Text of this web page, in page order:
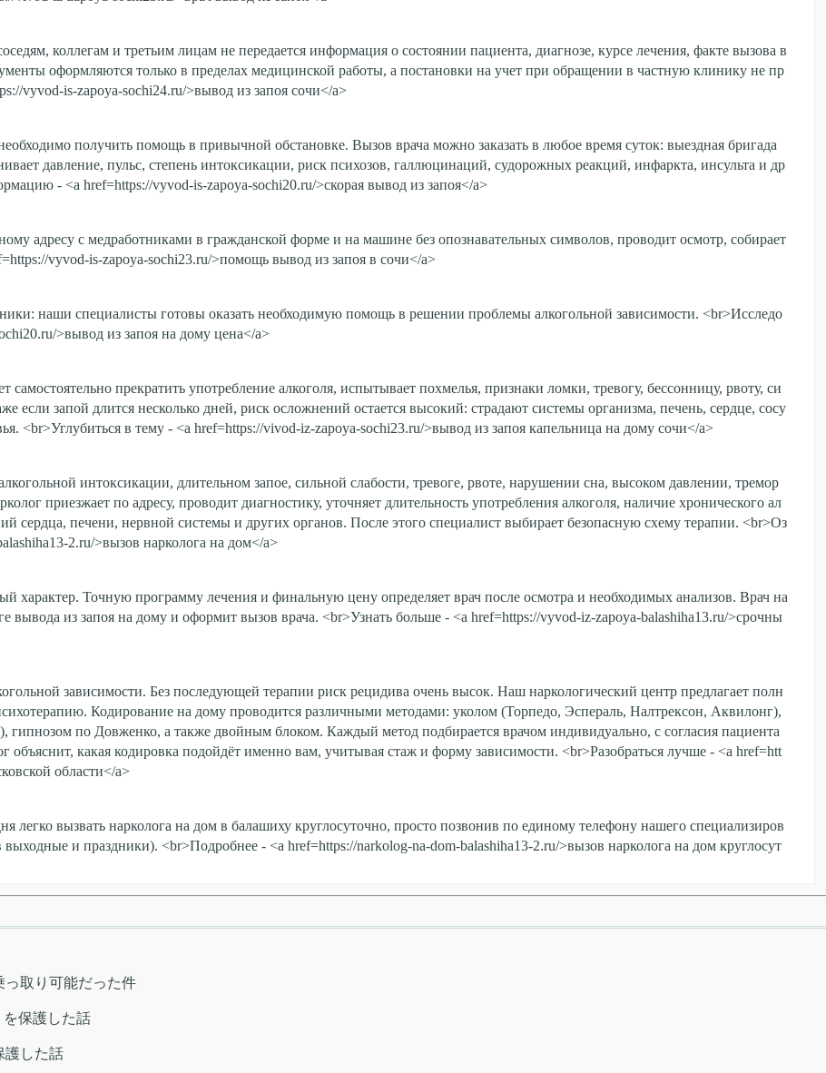
коллегам и третьим лицам не передается информация о состоянии пациента, диагнозе, курсе лечения, факте вызова в
оформляются только в пределах медицинской работы, а постановки на учет при обращении в частную клинику не пр
vyvod-is-zapoya-sochi24.ru/>вывод из запоя сочи</a>
получить помощь в привычной обстановке. Вызов врача можно заказать в любое время суток: выездная бригада
давление, пульс, степень интоксикации, риск психозов, галлюцинаций, судорожных реакций, инфаркта, инсульта и др
- <a href=https://vyvod-is-zapoya-sochi20.ru/>скорая вывод из запоя</a>
адресу с медработниками в гражданской форме и на машине без опознавательных символов, проводит осмотр, собирает
vyvod-is-zapoya-sochi23.ru/>помощь вывод из запоя в сочи</a>
наши специалисты готовы оказать необходимую помощь в решении проблемы алкогольной зависимости. <br>Исследо
>вывод из запоя на дому цена</a>
самостоятельно прекратить употребление алкоголя, испытывает похмелья, признаки ломки, тревогу, бессонницу, рвоту, си
если запой длится несколько дней, риск осложнений остается высокий: страдают системы организма, печень, сердце, сосу
<br>Углубиться в тему - <a href=https://vivod-iz-zapoya-sochi23.ru/>вывод из запоя капельница на дому сочи</a>
интоксикации, длительном запое, сильной слабости, тревоге, рвоте, нарушении сна, высоком давлении, тремор
приезжает по адресу, проводит диагностику, уточняет длительность употребления алкоголя, наличие хронического ал
сердца, печени, нервной системы и других органов. После этого специалист выбирает безопасную схему терапии. <br>Оз
2.ru/>вызов нарколога на дом</a>
характер. Точную программу лечения и финальную цену определяет врач после осмотра и необходимых анализов. Врач на
вывода из запоя на дому и оформит вызов врача. <br>Узнать больше - <a href=https://vyvod-iz-zapoya-balashiha13.ru/>срочны
зависимости. Без последующей терапии риск рецидива очень высок. Наш наркологический центр предлагает полн
Кодирование на дому проводится различными методами: уколом (Торпедо, Эспераль, Налтрексон, Аквилонг),
по Довженко, а также двойным блоком. Каждый метод подбирается врачом индивидуально, с согласия пациента
какая кодировка подойдёт именно вам, учитывая стаж и форму зависимости. <br>Разобраться лучше - <a href=htt
области</a>
легко вызвать нарколога на дом в балашиху круглосуточно, просто позвонив по единому телефону нашего специализиров
и праздники). <br>Подробнее - <a href=https://narkolog-na-dom-balashiha13-2.ru/>вызов нарколога на дом круглосут
っ取り可能だった件
を保護した話
護した話